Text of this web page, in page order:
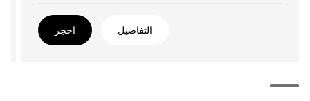
التفاصيل احجز